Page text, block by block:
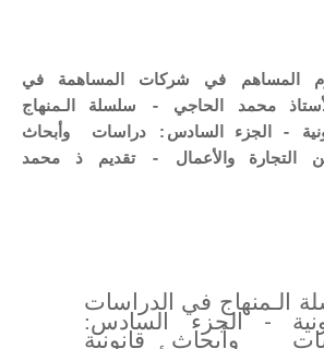
المساهم في شركات المساهمة في
محمد الحاجي - سلسلة الـمنهاج
- الجزء السادس: دراسات وأبحاث
التجارة والأعمال - تقديم ذ محمد
الـمنهاج في الدراسات
- الجزء السادس:
وأبحاث قانونية